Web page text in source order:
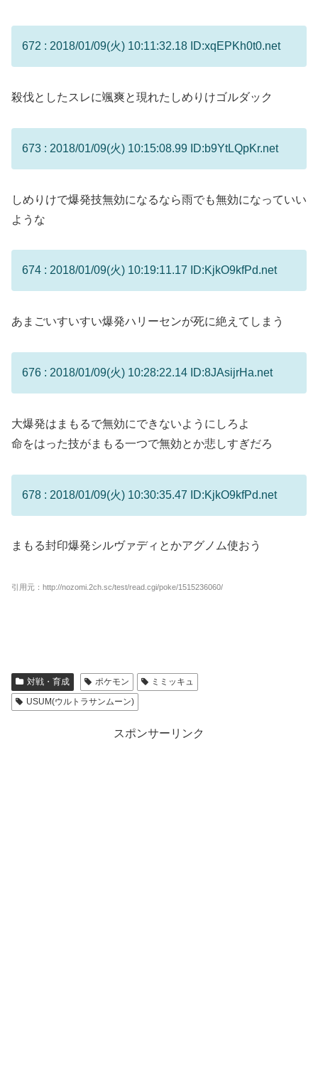
672 : 2018/01/09(火) 10:11:32.18 ID:xqEPKh0t0.net
殺伐としたスレに颯爽と現れたしめりけゴルダック
673 : 2018/01/09(火) 10:15:08.99 ID:b9YtLQpKr.net
しめりけで爆発技無効になるなら雨でも無効になっていい
ような
674 : 2018/01/09(火) 10:19:11.17 ID:KjkO9kfPd.net
あまごいすいすい爆発ハリーセンが死に絶えてしまう
676 : 2018/01/09(火) 10:28:22.14 ID:8JAsijrHa.net
大爆発はまもるで無効にできないようにしろよ
命をはった技がまもる一つで無効とか悲しすぎだろ
678 : 2018/01/09(火) 10:30:35.47 ID:KjkO9kfPd.net
まもる封印爆発シルヴァディとかアグノム使おう
引用元：http://nozomi.2ch.sc/test/read.cgi/poke/1515236060/
対戦・育成 ポケモン
ミミッキュ
USUM(ウルトラサンムーン)
スポンサーリンク